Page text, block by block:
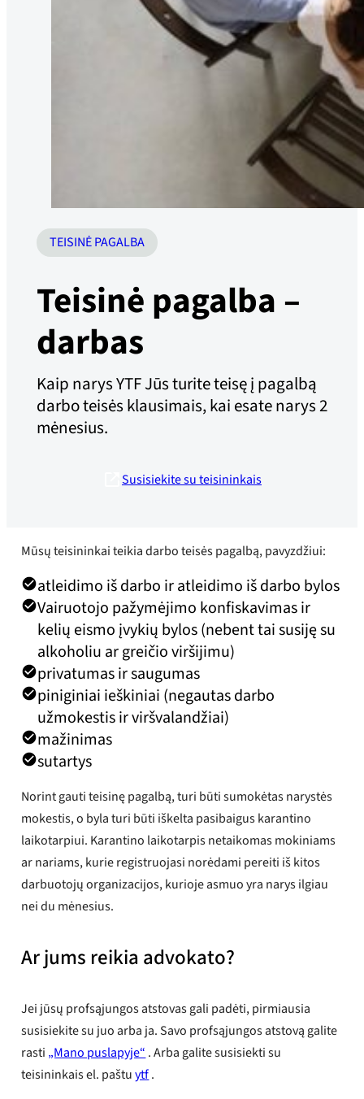
TEISINĖ PAGALBA
Teisinė pagalba –
darbas
Kaip narys YTF Jūs turite teisę į pagalbą
darbo teisės klausimais, kai esate narys 2
mėnesius.
Susisiekite su teisininkais
Mūsų teisininkai teikia darbo teisės pagalbą, pavyzdžiui:
atleidimo iš darbo ir atleidimo iš darbo bylos
Vairuotojo pažymėjimo konfiskavimas ir
kelių eismo įvykių bylos (nebent tai susiję su
alkoholiu ar greičio viršijimu)
privatumas ir saugumas
piniginiai ieškiniai (negautas darbo
užmokestis ir viršvalandžiai)
mažinimas
sutartys
Norint gauti teisinę pagalbą, turi būti sumokėtas narystės
mokestis, o byla turi būti iškelta pasibaigus karantino
laikotarpiui. Karantino laikotarpis netaikomas mokiniams
ar nariams, kurie registruojasi norėdami pereiti iš kitos
darbuotojų organizacijos, kurioje asmuo yra narys ilgiau
nei du mėnesius.
Ar jums reikia advokato?
Jei jūsų profsąjungos atstovas gali padėti, pirmiausia
susisiekite su juo arba ja. Savo profsąjungos atstovą galite
rasti „Mano puslapyje“ . Arba galite susisiekti su
teisininkais el. paštuytf.